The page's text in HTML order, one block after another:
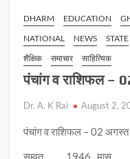
DHARM EDUCATION
NATIONAL
NEWS STATE
शैक्षिक
समाचार साहित्यिक
पंचांग व राशिफल –
Dr. A. K Rai August 2,
पंचांग व राशिफल – 02
सम्वत 1946